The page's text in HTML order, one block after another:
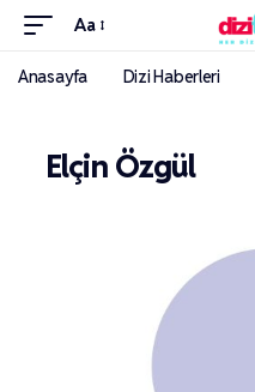
Aa
Anasayfa Dizi Haberleri
Elçin Özgül